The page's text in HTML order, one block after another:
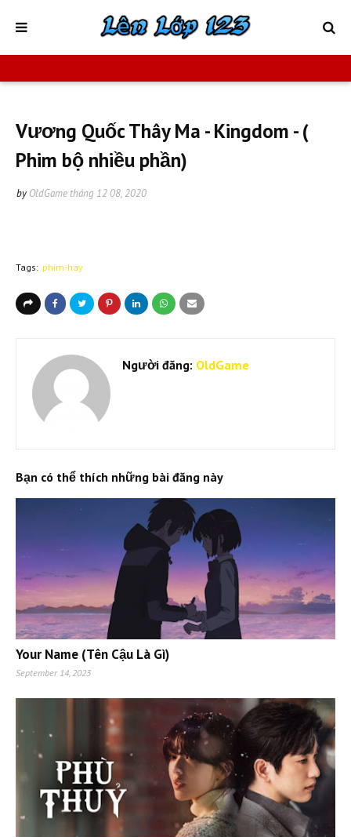
Vương Quốc Thây Ma - Kingdom - (
Phim bộ nhiều phần)
by OldGame tháng 12 08, 2020
Tags: phim-hay
Người đăng: OldGame
Bạn có thể thích những bài đăng này
Your Name (Tên Cậu Là Gì)
September 14, 2023